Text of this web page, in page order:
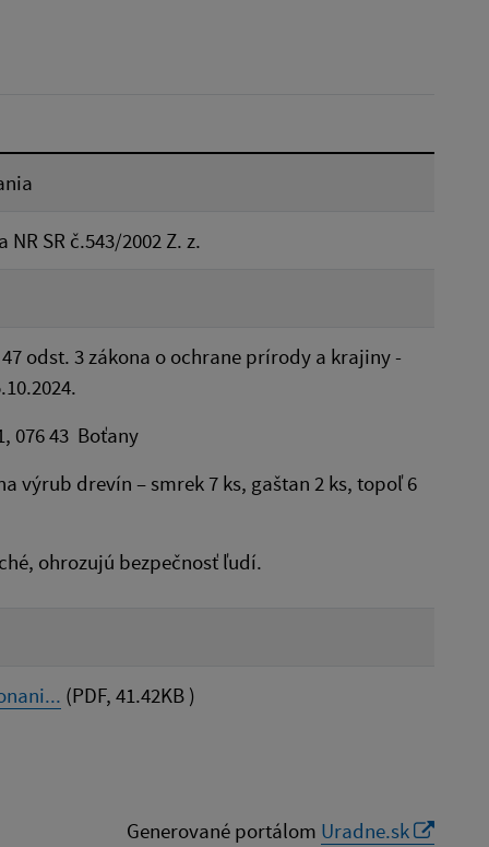
SR č.543/2002 Z. z.
odst. 3 zákona o ochrane prírody a krajiny -
076 43 Boťany
výrub drevín – smrek 7 ks, gaštan 2 ks, topoľ 6
ohrozujú bezpečnosť ľudí.
(PDF, 41.42KB )
Generované portálom Uradne.sk